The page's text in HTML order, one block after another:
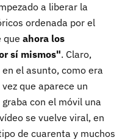
a liberar la
ordenada por el
que ahora los
sí mismos". Claro,
el asunto, como era
que aparece un
con el móvil una
se vuelve viral, en
de cuarenta y muchos